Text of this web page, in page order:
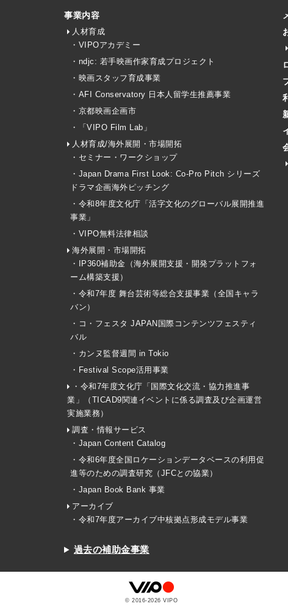
事業内容
人材育成
・VIPOアカデミー
・ndjc: 若手映画作家育成プロジェクト
・映画スタッフ育成事業
・AFI Conservatory 日本人留学生推薦事業
・京都映画企画市
・「VIPO Film Lab」
人材育成/海外展開・市場開拓
・セミナー・ワークショップ
・Japan Drama First Look: Co-Pro Pitch シリーズ
ドラマ企画海外ピッチング
・令和8年度文化庁「活字文化のグローバル展開推進
事業」
・VIPO無料法律相談
海外展開・市場開拓
・IP360補助金（海外展開支援・開発プラットフォ
ーム構築支援）
・令和7年度 舞台芸術等総合支援事業（全国キャラ
バン）
・コ・フェスタ JAPAN国際コンテンツフェスティ
バル
・カンヌ監督週間 in Tokio
・Festival Scope活用事業
・令和7年度文化庁「国際文化交流・協力推進事
業」（TICAD9関連イベントに係る調査及び企画運営
実施業務）
調査・情報サービス
・Japan Content Catalog
・令和6年度全国ロケーションデータベースの利用促
進等のための調査研究（JFCとの協業）
・Japan Book Bank 事業
アーカイブ
・令和7年度アーカイブ中核拠点形成モデル事業
過去の補助金事業
© 2016-2026 VIPO